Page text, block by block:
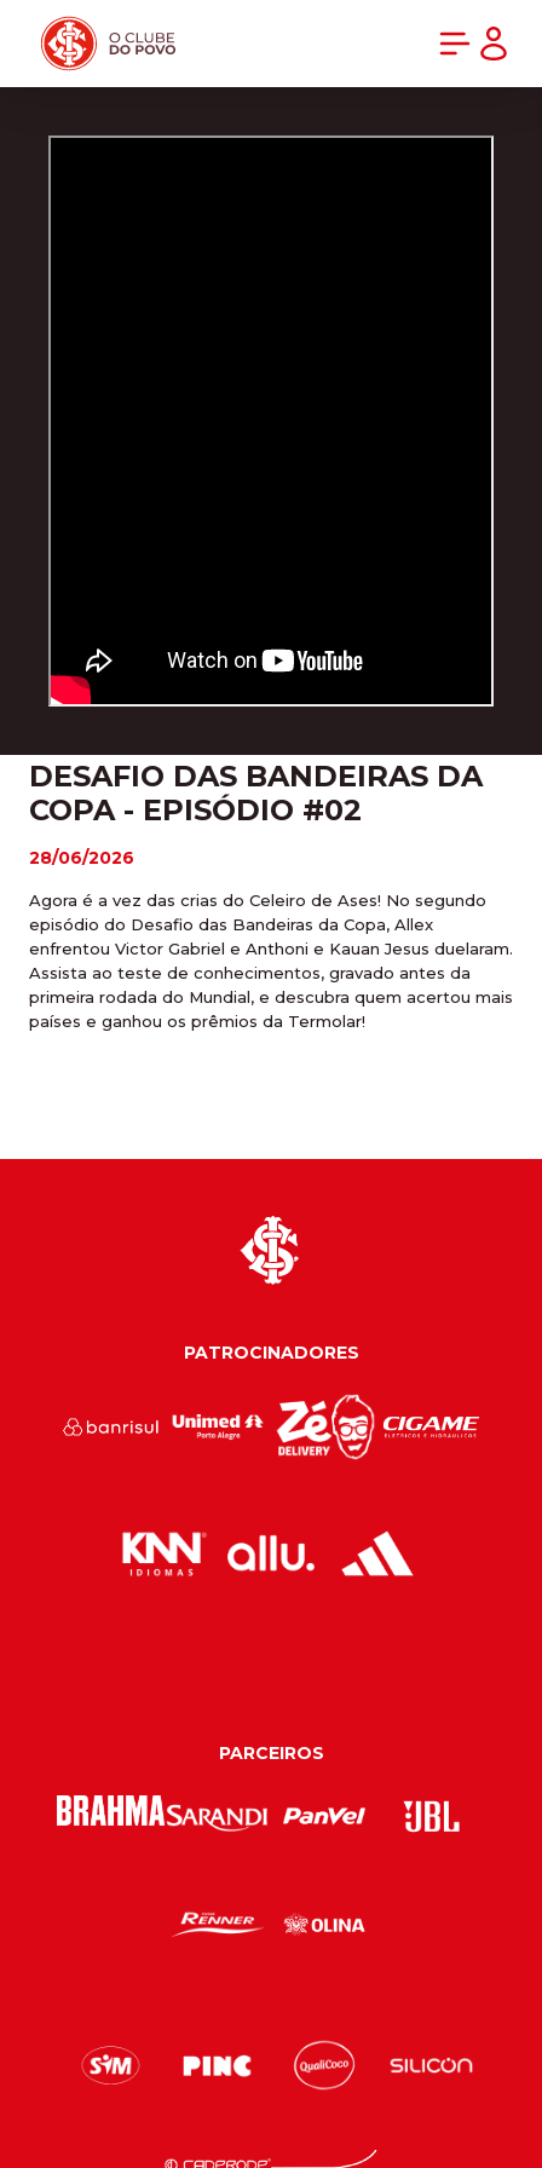
DESAFIO DAS BANDEIRAS DA
COPA - EPISÓDIO #02
28/06/2026
Agora é a vez das crias do Celeiro de Ases! No segundo
episódio do Desafio das Bandeiras da Copa, Allex
enfrentou Victor Gabriel e Anthoni e Kauan Jesus duelaram.
Assista ao teste de conhecimentos, gravado antes da
primeira rodada do Mundial, e descubra quem acertou mais
países e ganhou os prêmios da Termolar!
PATROCINADORES
PARCEIROS